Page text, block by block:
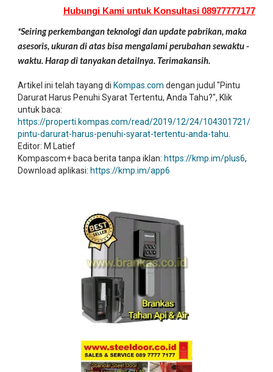
Hubungi Kami untuk Konsultasi 08977777177
*Seiring perkembangan teknologi dan update pabrikan, maka
asesoris, ukuran di atas bisa mengalami perubahan sewaktu -
waktu. Harap di tanyakan detailnya. Terimakansih.
Artikel ini telah tayang di Kompas.com dengan judul "Pintu
Darurat Harus Penuhi Syarat Tertentu, Anda Tahu?", Klik
untuk baca:
https://properti.kompas.com/read/2019/12/24/104301721/
pintu-darurat-harus-penuhi-syarat-tertentu-anda-tahu
Editor: M Latief
Kompascom+ baca berita tanpa iklan: https://kmp.im/plus6,
Download aplikasi: https://kmp.im/app6